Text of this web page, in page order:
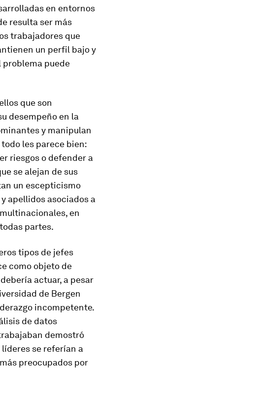
en entornos
resulta ser más
trabajadores que
un perfil bajo y
puede
que son
desempeño en la
y manipulan
les parece bien:
riesgos o defender a
se alejan de sus
un escepticismo
apellidos asociados a
en
partes.
tipos de jefes
como objeto de
actuar, a pesar
de Bergen
incompetente.
de datos
demostró
se referían a
preocupados por